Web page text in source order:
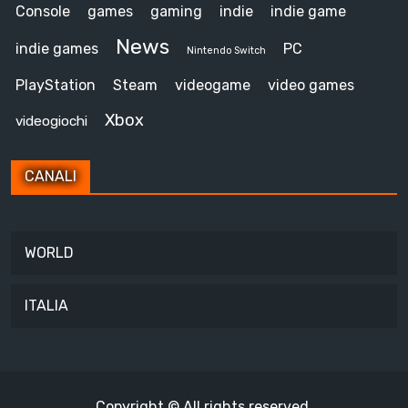
Console games gaming indie indie game
indie games News Nintendo Switch PC
PlayStation Steam videogame video games
videogiochi Xbox
CANALI
WORLD
ITALIA